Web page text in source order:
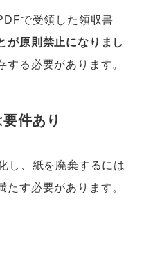
で受領した領収書
が原則禁止になりまし
する必要があります。
件あり
し、紙を廃棄するには
たす必要があります。